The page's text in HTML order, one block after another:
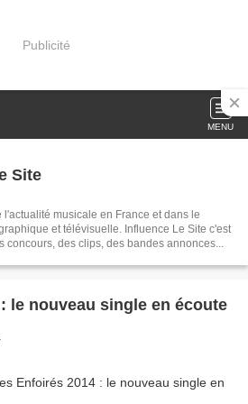
Publicité
MENU
Site
l'actualité musicale en France et dans le
et télévisuelle. Influence Le Site c'est
concours, des clips, des bandes annonces...
le nouveau single en écoute